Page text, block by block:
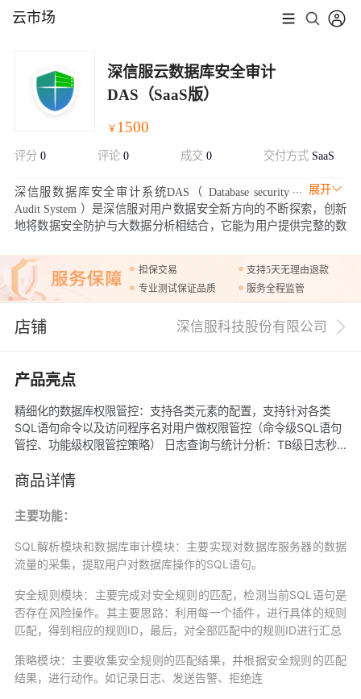
云市场
深信服云数据库安全审计
DAS（SaaS版）
￥ 1500
评分 0 评论 0 成交 0 交付方式 SaaS
展开
深信服数据库安全审计系统DAS（ Database security
Audit System ）是深信服对用户数据安全新方向的不断探索，创新
地将数据安全防护与大数据分析相结合，它能为用户提供完整的数
威胁分析。
担保交易
支持5天无理由退款
专业测试保证品质
服务全程监管
店铺 深信服科技股份有限公司
产品亮点
精细化的数据库权限管控：支持各类元素的配置，支持针对各类
SQL语句命令以及访问程序名对用户做权限管控（命令级SQL语句
管控、功能级权限管控策略） 日志查询与统计分析：TB级日志秒
5种维度进行数据库分析 全面的安全规则：除了内置大量SQL安全
数据库访问可进行实时警告和阻断 导出、收藏与订阅功能：支持按
户提供结合自身业务特性的订阅报表，让数据库管理更简单。
商品详情
主要功能：
SQL解析模块和数据库审计模块： 主要实现对数据库服务器的数据
流量的采集，提取用户对数据库操作的SQL语句。
安全规则模块： 主要完成对安全规则的匹配，检测当前SQL语句是
否存在风险操作。其主要思路：利用每一个插件，进行具体的规则
匹配，得到相应的规则ID，最后，对全部匹配中的规则ID进行汇总
策略模块： 主要收集安全规则的匹配结果，并根据安全规则的匹配
结果，进行动作。如记录日志、发送告警、拒绝连